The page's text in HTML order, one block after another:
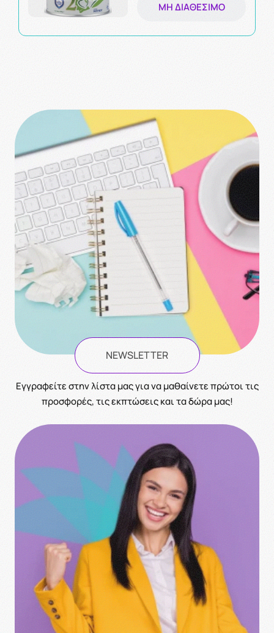
ΜΗ ΔΙΑΘΈΣΙΜΟ
NEWSLETTER
Eγγραφείτε στην λίστα μας για να μαθαίνετε πρώτοι τις
προσφορές, τις εκπτώσεις και τα δώρα μας!